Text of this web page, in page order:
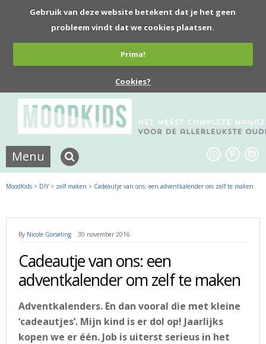
Gebruik van deze website betekent dat je het geen
probleem vindt dat we cookies plaatsen.
Prima!
Cookies?
Menu
MoodKids > DIY > zelf maken > Cadeautje van ons: een adventkalender om zelf te maken
By Nicole Gorseling 30 november 2016
Cadeautje van ons: een
adventkalender om zelf te maken
Adventkalenders. En dan vooral die met kleine
‘cadeautjes’. Mijn kind is er dol op! Jaarlijks
kopen we er één. Job is uiterst serieus in het